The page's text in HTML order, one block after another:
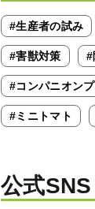
#生産者の試み
#害獣対策 #
#コンパニオン
#ミニトマト
公式SNS